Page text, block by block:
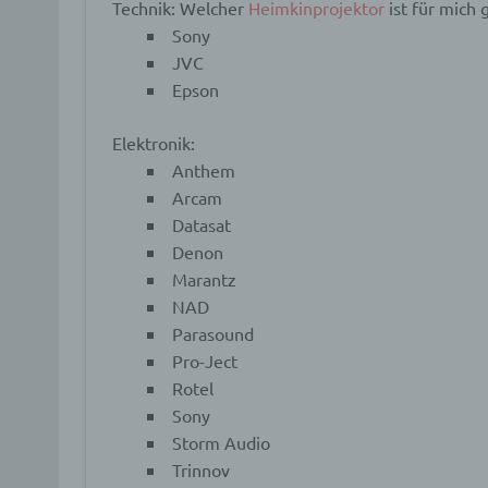
Technik: Welcher Heimkinprojektor ist für mich
Sony
JVC
Epson
Elektronik:
Anthem
Arcam
Datasat
Denon
Marantz
NAD
Parasound
Pro-Ject
Rotel
Sony
Storm Audio
Trinnov